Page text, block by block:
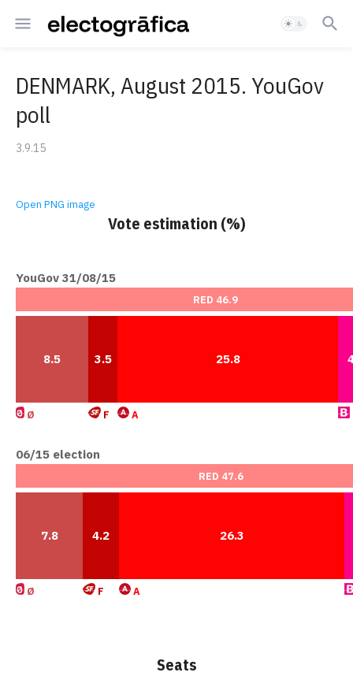
DENMARK, August 2015. YouGov
poll
3.9.15
Open PNG image
Vote estimation (%)
YouGov 31/08/15
RED 46.9
8.5 3.5 25.8
Ø F A
06/15 election
RED 47.6
7.8 4.2 26.3
Ø F A
Seats